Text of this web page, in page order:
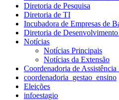
Diretoria de Pesquisa
Diretoria de TI
Incubadora de Empresas de
Diretoria de
Notícias
Notícias Principais
Notícias da Extensão
Coordenadoria de Assistência
coordenadoria_gestao_ensino
Eleições
infoestagio